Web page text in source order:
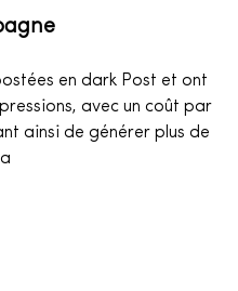
en dark Post et ont
avec un coût par
ainsi de générer plus de